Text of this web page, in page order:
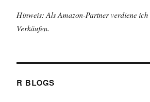
Hinweis: Als Amazon-Partner verdiene
Verkäufen.
R BLOGS